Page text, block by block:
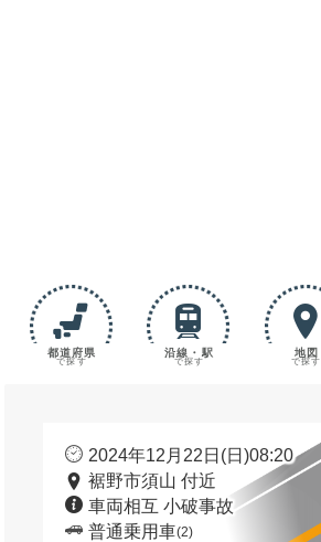
都道府県
で探す
沿線・駅
で探す
地図
で探す
2024年12月22日(日)08:20
裾野市須山 付近
車両相互 小破事故
普通乗用車(2)